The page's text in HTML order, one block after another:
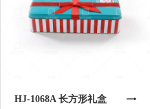
HJ-1068A 长方形礼盒